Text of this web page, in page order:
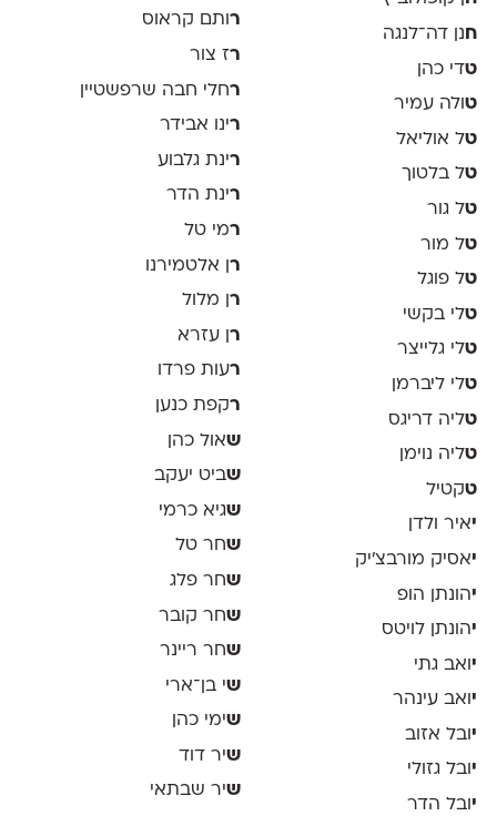
ח נן דה־לנגה
טדי כהן
טולה עמיר
טל אוליאל
טל בלטוך
טל גור
טל מור
טל פוגל
טלי בקשי
טלי גלייצר
טלי ליברמן
טליה דריגס
טליה נוימן
טקטיל
יאיר ולדן
יאסיק מורבצ'יק
יהונתן הופ
יהונתן לויטס
י ואב גתי
יואב עינהר
י ובל אזוב
יובל גזולי
י ובל הדר
רותם קראוס
רז צור
רחלי חבה שרפשטיין
רינו אבידר
רינת גלבוע
רינת הדר
רמי טל
רן אלטמירנו
ר ן מלול
ר ן עזרא
רעות פרדו
רקפת כנען
שאול כהן
שביט יעקב
שגיא כרמי
שחר טל
שחר פלג
שחר קובר
שחר ריינר
שי בן־ארי
שימי כהן
שיר דוד
שיר שבתאי